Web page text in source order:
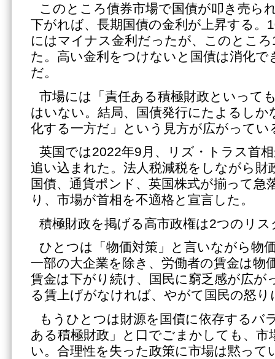
このところ債券市場で国債が叩き売ら
下がれば、長期国債の金利が上昇する。
にはマイナス金利だったが、このとこ
た。高い金利をつけないと国債は消化で
だ。
市場には「責任ある積極財政といって
はいない。結局、国債発行にたよるしか
化する一方だ」という見方が広がってい
英国では2022年9月、リズ・トラス首
追い込まれた。法人税減税をしながら財
国債、通貨ポンド、英国株式が揃って急
り、市場が首相を不適格と宣言した。
積極財政を掲げる高市政権は2つのリ
ひとつは「物価対策」と言いながら物
一部の大企業を除き、労働者の賃金は物
賃金は下がり続け、国民に窮乏感が広が
る賃上げがなければ、やがて国民の怒
もうひとつは財源を国債に依存するバ
ある積極財政」と口でごまかしても、市
い。合理性を失った政策に市場は黙って